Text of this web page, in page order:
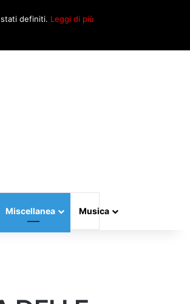
Miscellanea Musica
definiti. Leggi di più